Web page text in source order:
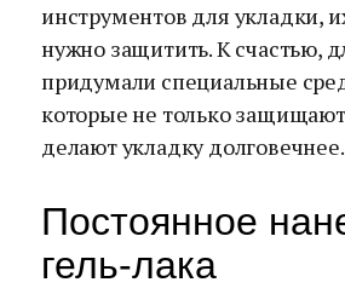
инструментов для укладки,
нужно защитить. К счастью,
придумали специальные
которые не только
делают укладку долговечнее.
Постоянное
гель-лака